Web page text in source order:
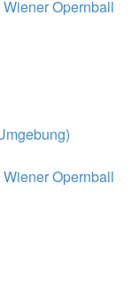
Wiener Opernball
Wiener Opernball